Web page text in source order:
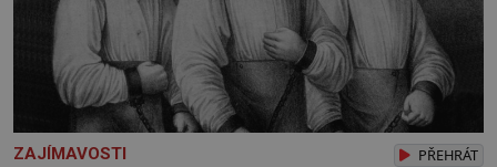
ZAJÍMAVOSTI PŘEHRÁT